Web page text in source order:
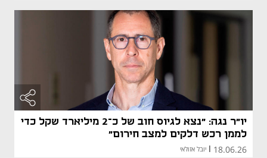
יו"ר נגה: "נצא לגיוס חוב של כ־2 מיליארד שקל כדי
לממן רכש דלקים למצב חירום"
18.06.26 יובל אזולאי